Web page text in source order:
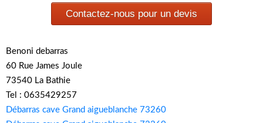
Contactez-nous pour un devis
Benoni debarras
60 Rue James Joule
73540 La Bathie
Tel : 0635429257
Débarras cave Grand aigueblanche 73260